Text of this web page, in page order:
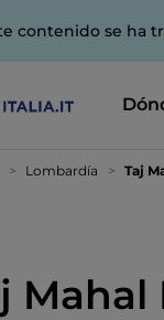
contenido se ha
Lombardía Taj